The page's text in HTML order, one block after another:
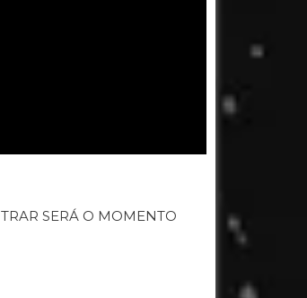
SERÁ O MOMENTO